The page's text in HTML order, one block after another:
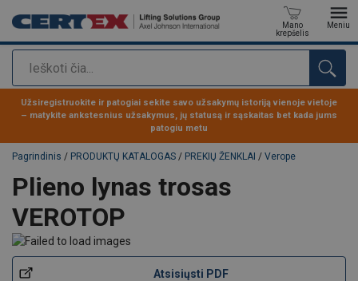
Paieška
Mano
krepšelis
Meniu
Produktas buvo pridėtas prie jūsų užklausos
Užsiregistruokite ir patogiai sekite savo užsakymų istoriją vienoje vietoje
– matykite ankstesnius užsakymus, jų statusą ir sąskaitas bet kada jums
patogiu metu
Pagrindinis / PRODUKTŲ KATALOGAS / PREKIŲ ŽENKLAI / Verope
Plieno lynas trosas
VEROTOP
Atsisiųsti PDF